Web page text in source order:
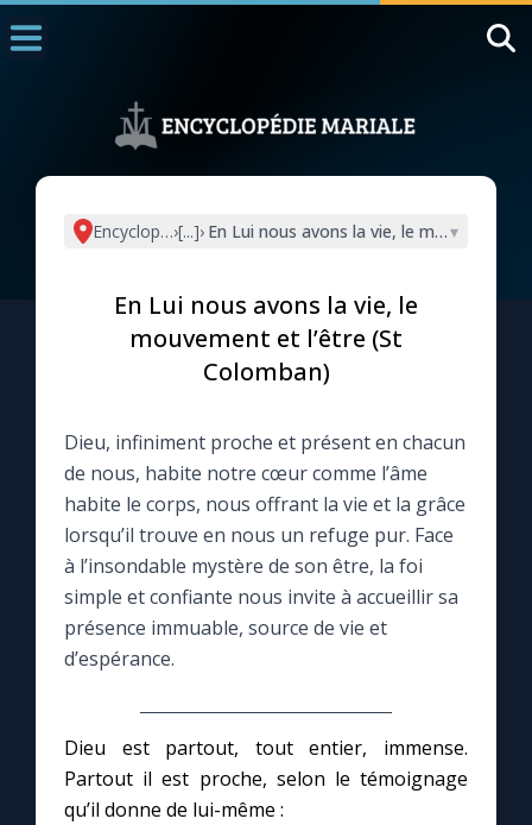
L'actualité de la semaine
La chaîne Youtube
La newsletter
La vidéo de la semaine
Le compte Tiktok
Le magazine
Questions-réponses
Encyclopédie mariale
›[...]› En Lui nous avons la vie, le mouvement
▾
En Lui nous avons la vie, le
mouvement et l’être (St
Colomban)
Dieu, infiniment proche et présent en chacun
de nous, habite notre cœur comme l’âme
habite le corps, nous offrant la vie et la grâce
lorsqu’il trouve en nous un refuge pur. Face
à l’insondable mystère de son être, la foi
simple et confiante nous invite à accueillir sa
présence immuable, source de vie et
d’espérance.
Dieu est partout, tout entier, immense.
Partout il est proche, selon le témoignage
qu’il donne de lui-même :